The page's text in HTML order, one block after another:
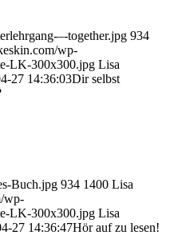
–-together.jpg 934
wp-
LK-300x300.jpg Lisa
27 14:36:03Dir selbst
Buch.jpg 934 1400 Lisa
wp-
LK-300x300.jpg Lisa
27 14:36:47Hör auf zu lesen!